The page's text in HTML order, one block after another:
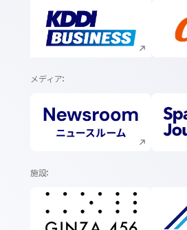
新規ウィンドウで開く
メディア
新規ウィンドウで開く
施設
新規ウィンドウで開く